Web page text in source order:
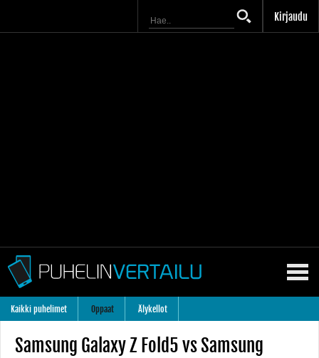
Kirjaudu
Kaikki puhelimet Oppaat Älykellot
Samsung Galaxy Z Fold5 vs Samsung